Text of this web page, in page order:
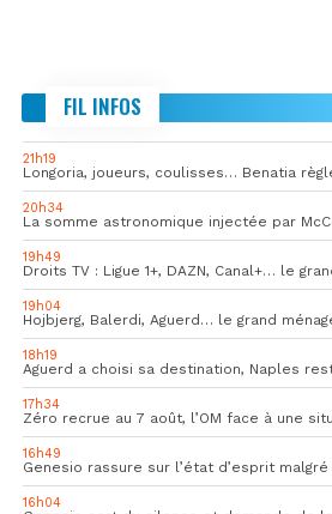
FIL INFOS
21h19
Longoria, joueurs, coulisses… Benatia
20h34
19h49
Droits TV : Ligue 1+, DAZN, Canal+… le
19h04
Hojbjerg, Balerdi, Aguerd… le grand
18h19
Aguerd a choisi sa destination, Naples
17h34
16h49
Genesio rassure sur l’état d’esprit
16h04